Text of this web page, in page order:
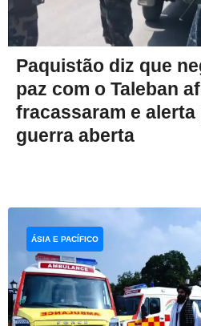
Paquistão diz que
paz com o Taleban
fracassaram e
guerra aberta
ÁSIA E PACÍFICO